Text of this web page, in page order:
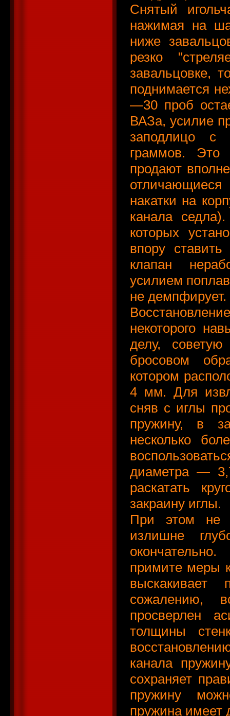
Снятый
нажимая на
ниже
резко
завальцовке,
поднимается
—30 проб
ВАЗа, усилие
заподлицо с
граммов. Это
продают
накатки на
канала
которых
впору
клапан
усилием
не демпфирует.
некоторого
делу,
бросовом
котором
4 мм. Для
сняв с иглы
пружину, в
несколько
диаметра —
раскатать
закраину иглы.
При этом не
излишне
примите меры
сожалению,
просверлен
толщины
канала
сохраняет
пружину
пружина имеет